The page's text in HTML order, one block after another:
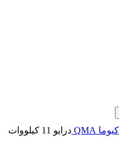
کیوما QMA
درایو 11 کیلووات